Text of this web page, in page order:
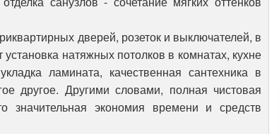
дверей, розеток и выключателей, в
установка натяжных потолков в комнатах, кухне
ламината, качественная сантехника в
другое. Другими словами, полная чистовая
значительная экономия времени и средств